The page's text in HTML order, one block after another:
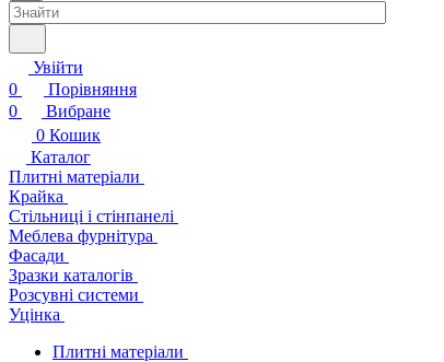
Увійти
0
Порівняння
0
Вибране
0 Кошик
Каталог
Плитні матеріали
Крайка
Стільниці і стінпанелі
Меблева фурнітура
Фасади
Зразки каталогів
Розсувні системи
Уцінка
Плитні матеріали